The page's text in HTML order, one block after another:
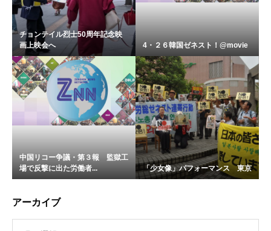
チョンテイル烈士50周年記念映
画上映会へ
4・２６韓国ゼネスト！@movie
中国リコー争議・第３報 監獄工
場で反撃に出た労働者...
「少女像」パフォーマンス 東京
アーカイブ